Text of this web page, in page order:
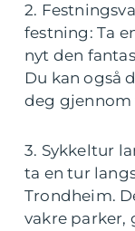
2.
festning: Ta
nyt den
Du kan også
deg gjennom
3. Sykkeltur
ta en tur
Trondheim.
vakre parker,